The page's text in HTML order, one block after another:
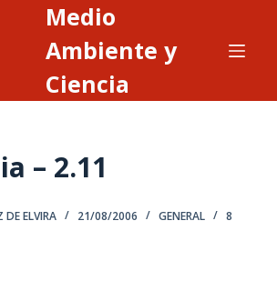
Medio
Ambiente y
Ciencia
– 2.11
ELVIRA 21/08/2006 GENERAL
8